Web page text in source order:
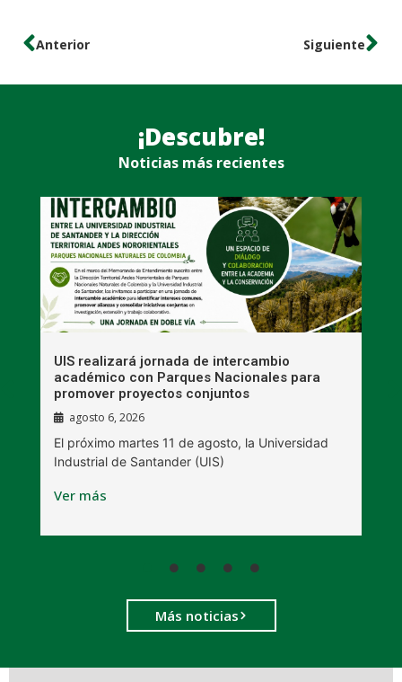
Anterior Siguiente
¡Descubre!
Noticias más recientes
UIS realizará jornada de intercambio
académico con Parques Nacionales para
promover proyectos conjuntos
agosto 6, 2026
El próximo martes 11 de agosto, la Universidad
Industrial de Santander (UIS)
Ver más
Más noticias